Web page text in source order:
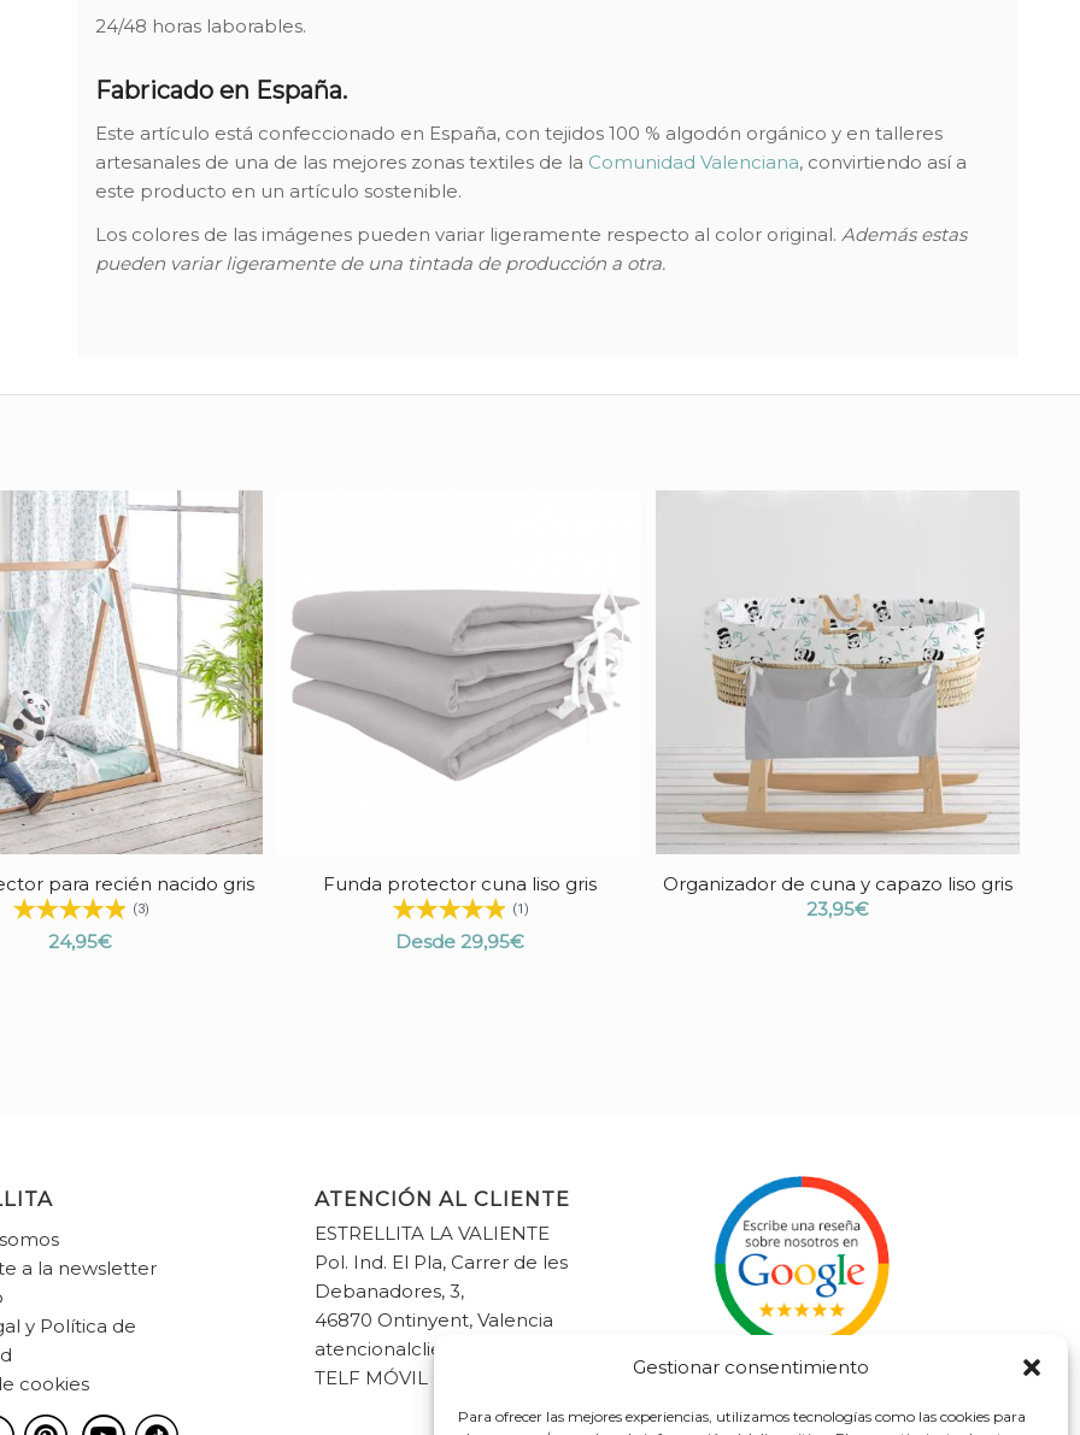
Gestionar consentimiento
Para ofrecer las mejores experiencias, utilizamos tecnologías como las cookies para
24/48 horas laborables.
Fabricado en España.
Este artículo está confeccionado en España, con tejidos 100 % algodón orgánico y en talleres
artesanales de una de las mejores zonas textiles de la Comunidad Valenciana, convirtiendo así a
este producto en un artículo sostenible.
Los colores de las imágenes pueden variar ligeramente respecto al color original. Además estas
pueden variar ligeramente de una tintada de producción a otra.
para recién nacido gris
(3)
24,95€
5.00
Funda protector cuna liso gris
(1)
Desde 29,95€
Organizador de cuna y capazo liso gris
23,95€
a la newsletter
y Política de
cookies
ATENCIÓN AL CLIENTE
ESTRELLITA LA VALIENTE
Pol. Ind. El Pla, Carrer de les
Debanadores, 3,
46870 Ontinyent, Valencia
atencionalcliente@estrellitalavaliente.com
TELF MÓVIL 682 33 83 69